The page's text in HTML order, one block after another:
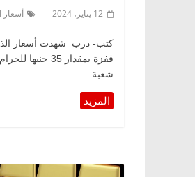
12 يناير، 2024 أسعار
كتب- درب شهدت أسعار
قفزة بمقدار 35
شعبة